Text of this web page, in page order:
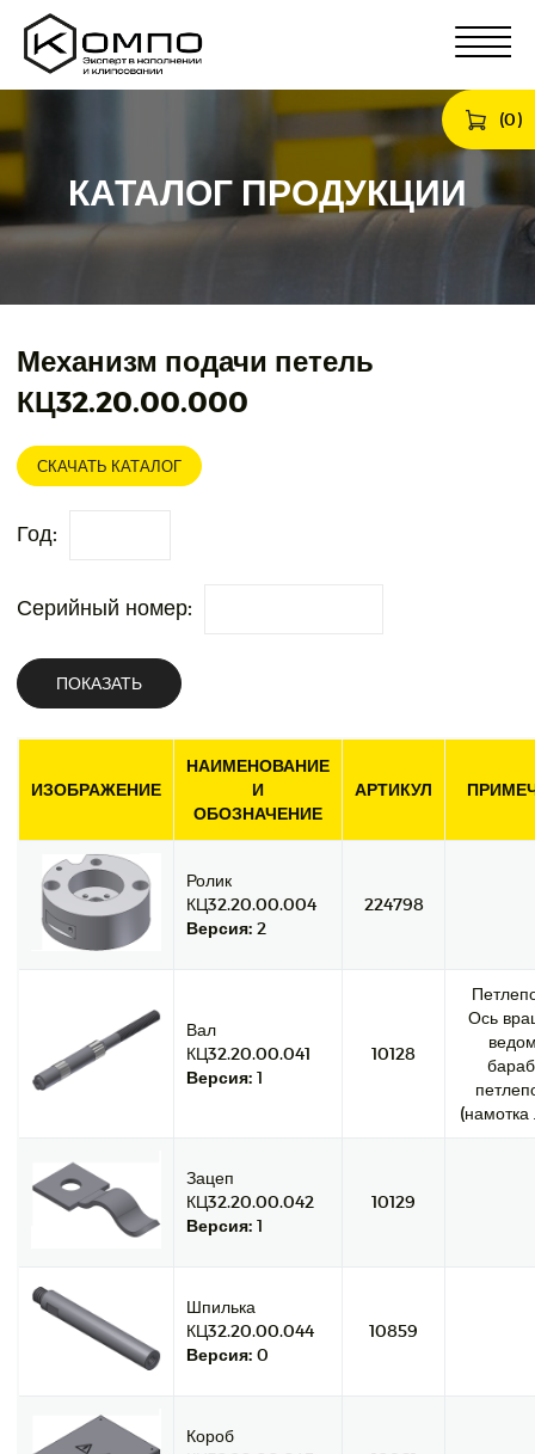
(0)
КАТАЛОГ ПРОДУКЦИИ
Механизм подачи петель
КЦ32.20.00.000
СКАЧАТЬ КАТАЛОГ
Год:
Серийный номер:
ПОКАЗАТЬ
ИЗОБРАЖЕНИЕ
НАИМЕНОВАНИЕ
И
ОБОЗНАЧЕНИЕ
АРТИКУЛ
Ролик
КЦ32.20.00.004
Версия: 2
224798
Вал
КЦ32.20.00.041
Версия: 1
10128
Ось
Зацеп
КЦ32.20.00.042
Версия: 1
10129
Шпилька
КЦ32.20.00.044
Версия: 0
10859
Короб